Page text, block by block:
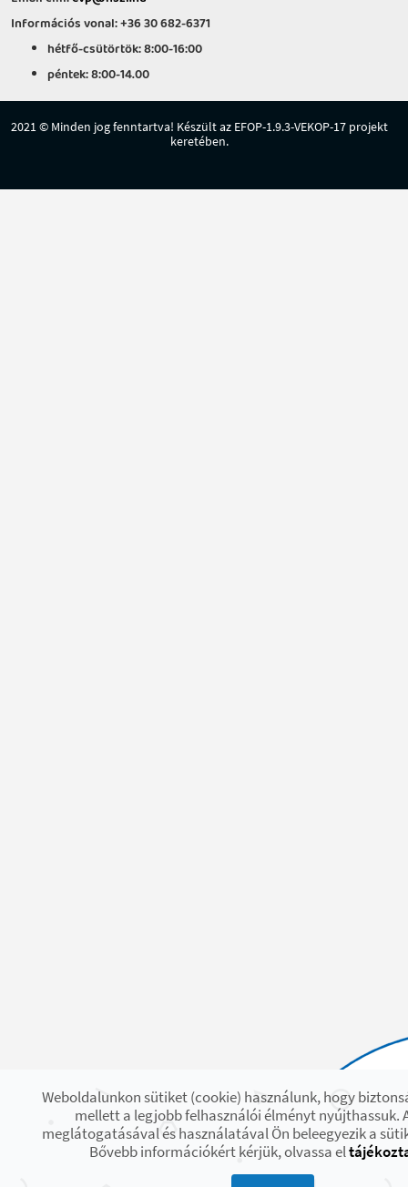
Információs vonal: +36 30 682-6371
hétfő-csütörtök: 8:00-16:00
péntek: 8:00-14.00
2021 © Minden jog fenntartva! Készült az EFOP-1.9.3-VEKOP-17 projekt
keretében.
Weboldalunkon sütiket (cookie) használunk, hogy
mellett a legjobb felhasználói élményt nyújthassuk.
meglátogatásával és használatával Ön beleegyezik a
Bővebb információkért kérjük, olvassa el